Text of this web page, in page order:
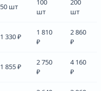
50 шт
100
шт
200
шт
1 330 ₽
1 810
₽
2 860
₽
1 855 ₽
2 750
₽
4 160
₽